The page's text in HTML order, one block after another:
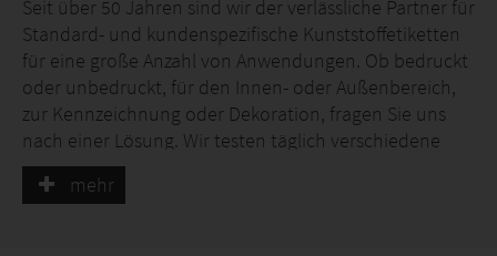
Seit über 50 Jahren sind wir der verlässliche Partner für
Standard- und kundenspezifische Kunststoffetiketten
für eine große Anzahl von Anwendungen. Ob bedruckt
oder unbedruckt, für den Innen- oder Außenbereich,
zur Kennzeichnung oder Dekoration, fragen Sie uns
nach einer Lösung. Wir testen täglich verschiedene
Materialien und Druckmöglichkeiten und führen
modernste Alterungstests an unseren Produkten
mehr